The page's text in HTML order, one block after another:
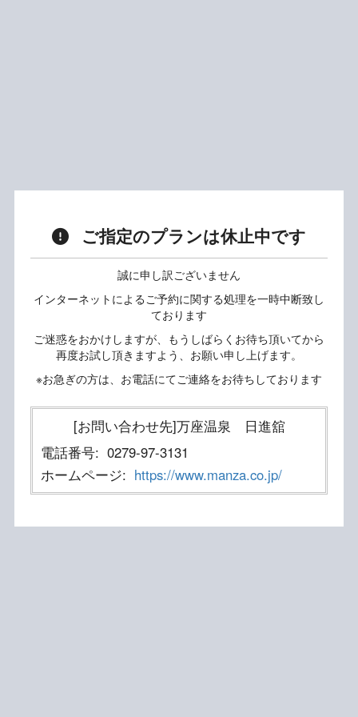
ご指定のプランは休止中です
誠に申し訳ございません
インターネットによるご予約に関する処理を一時中断致し
ております
ご迷惑をおかけしますが、もうしばらくお待ち頂いてから
再度お試し頂きますよう、お願い申し上げます。
※お急ぎの方は、お電話にてご連絡をお待ちしております
[お問い合わせ先]万座温泉 日進舘
電話番号: 0279-97-3131
ホームページ: https://www.manza.co.jp/